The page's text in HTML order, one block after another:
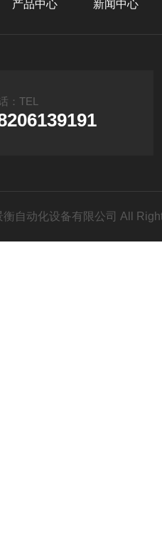
产品中心 新闻中心
：TEL
衡自动化设备有限公司 All